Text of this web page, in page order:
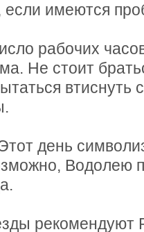
если имеются
рабочих
Не стоит
втиснуть
день
Водолею